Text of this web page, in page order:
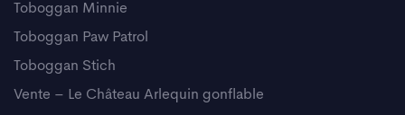
Toboggan Minnie
Toboggan Paw Patrol
Toboggan Stich
Vente – Le Château Arlequin gonflable